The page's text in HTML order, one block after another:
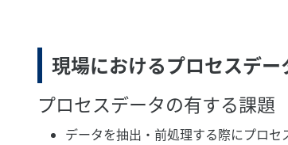
現場におけるプロセスデー
プロセスデータの有する課題
データを抽出・前処理する際にプロ